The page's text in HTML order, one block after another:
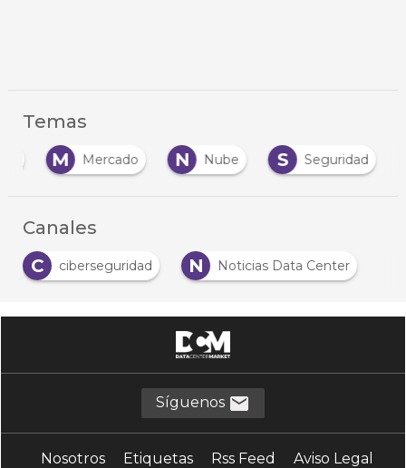
Temas
M Mercado N Nube S Seguridad
Canales
C
ciberseguridad N Noticias Data Center
Síguenos
Nosotros Etiquetas Rss Feed
Aviso Legal